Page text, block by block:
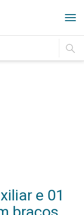
IR
e 01
braços